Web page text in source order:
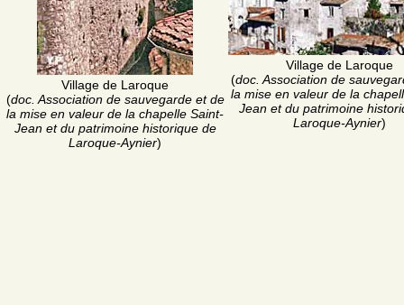
Village de Laroque
(doc. Association de sauvegarde et de
la mise en valeur de la chapelle Saint-
Jean et du patrimoine historique de
Laroque-Aynier)
Village de Laroque
(doc. Association de
la mise en valeur de la
Jean et du patrimoine
Laroque-Aynier)